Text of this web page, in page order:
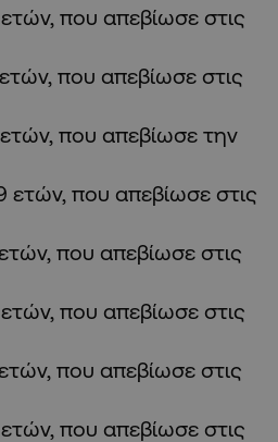
που απεβίωσε στις
που απεβίωσε στις
που απεβίωσε την
ετών, που απεβίωσε στις
που απεβίωσε στις
που απεβίωσε στις
που απεβίωσε στις
που απεβίωσε στις